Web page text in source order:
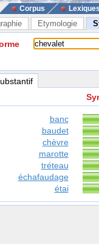
Corpus
Etymologie
banc
baudet
chèvre
marotte
tréteau
échafaudage
étai